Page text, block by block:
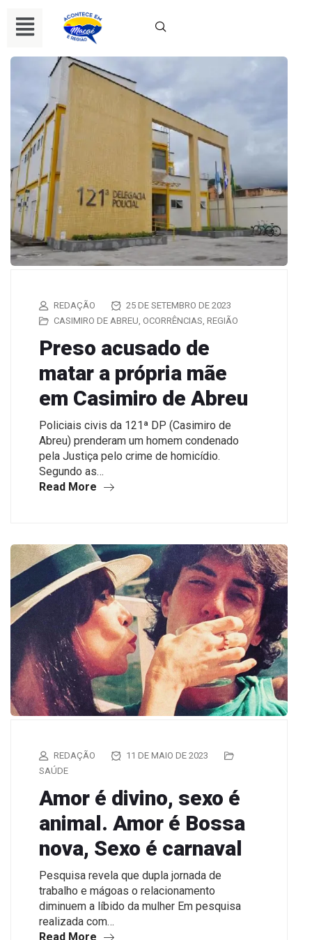
REDAÇÃO
25 DE SETEMBRO DE 2023
CASIMIRO DE ABREU OCORRÊNCIAS REGIÃO
Preso acusado de
matar a própria mãe
em Casimiro de Abreu
Policiais civis da 121ª DP (Casimiro de
Abreu) prenderam um homem condenado
pela Justiça pelo crime de homicídio.
Segundo as…
Read More
REDAÇÃO
11 DE MAIO DE 2023
SAÚDE
Amor é divino, sexo é
animal. Amor é Bossa
nova, Sexo é carnaval
Pesquisa revela que dupla jornada de
trabalho e mágoas o relacionamento
diminuem a líbido da mulher Em pesquisa
realizada com…
Read More